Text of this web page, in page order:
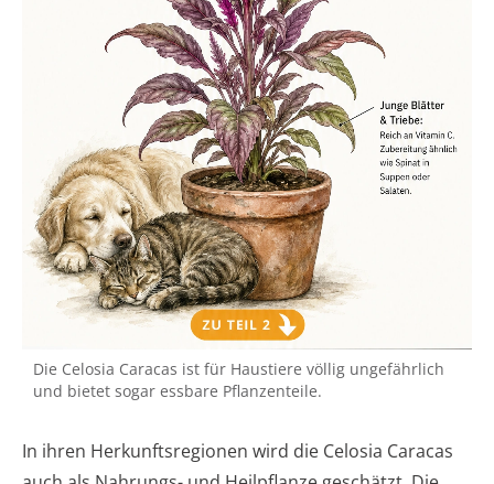
Die Celosia Caracas ist für Haustiere völlig ungefährlich
und bietet sogar essbare Pflanzenteile.
In ihren Herkunftsregionen wird die Celosia Caracas